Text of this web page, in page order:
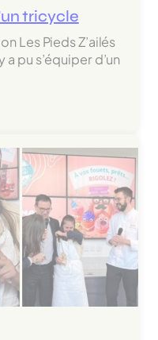
tricycle
Les Pieds Z’ailés
a pu s’équiper d’un